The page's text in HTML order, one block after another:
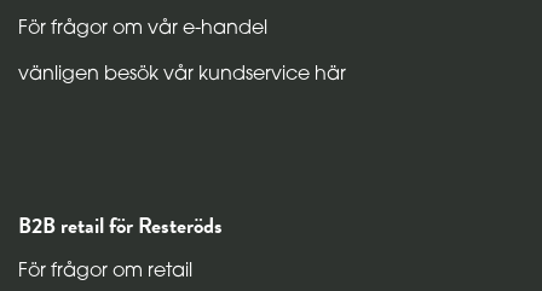
För frågor om vår e-handel
vänligen besök vår kundservice här
B2B retail för Resteröds
För frågor om retail